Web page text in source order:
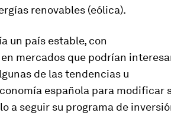
renovables (eólica).
un país estable, con
mercados que podrían
de las tendencias u
española para modificar
a seguir su programa de